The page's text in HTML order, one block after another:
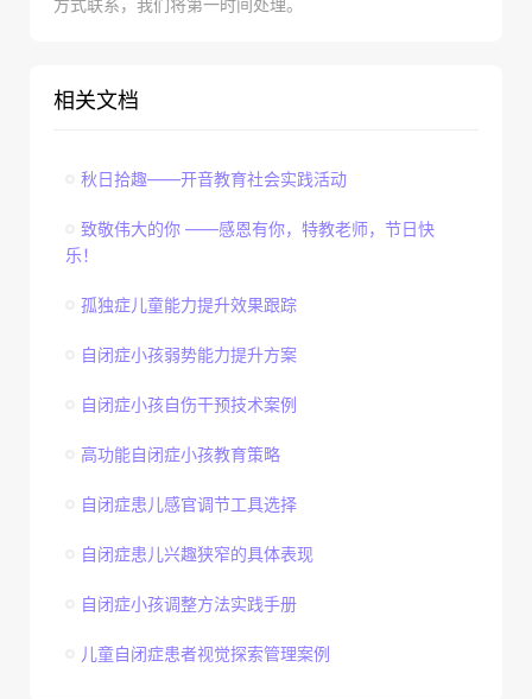
方式联系，我们将第一时间处理。
相关文档
秋日拾趣——开音教育社会实践活动
致敬伟大的你 ——感恩有你，特教老师，节日快
乐！
孤独症儿童能力提升效果跟踪
自闭症小孩弱势能力提升方案
自闭症小孩自伤干预技术案例
高功能自闭症小孩教育策略
自闭症患儿感官调节工具选择
自闭症患儿兴趣狭窄的具体表现
自闭症小孩调整方法实践手册
儿童自闭症患者视觉探索管理案例